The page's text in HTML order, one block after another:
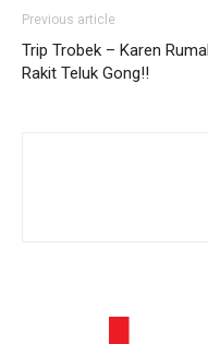
Previous article
Trip Trobek – Karen
Rakit Teluk Gong!!